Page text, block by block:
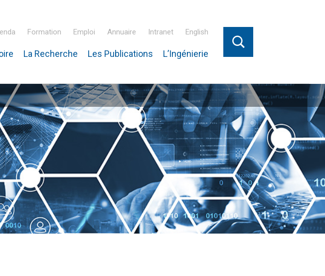
– IPHC
Formation Emploi Annuaire Intranet English
La Recherche Les Publications L’Ingénierie